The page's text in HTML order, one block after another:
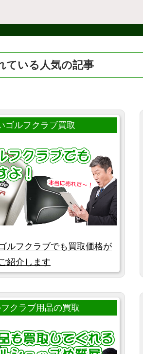
ている人気の記事
ゴルフクラブ買取
ルフクラブでも買取価格が
紹介します
クラブ用品の買取